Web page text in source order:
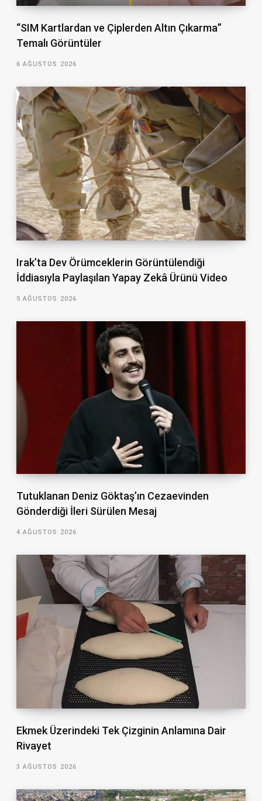
“SIM Kartlardan ve Çiplerden Altın Çıkarma”
Temalı Görüntüler
6 AĞUSTOS 2026
Irak’ta Dev Örümceklerin Görüntülendiği
İddiasıyla Paylaşılan Yapay Zekâ Ürünü Video
5 AĞUSTOS 2026
Tutuklanan Deniz Göktaş’ın Cezaevinden
Gönderdiği İleri Sürülen Mesaj
4 AĞUSTOS 2026
Ekmek Üzerindeki Tek Çizginin Anlamına Dair
Rivayet
3 AĞUSTOS 2026